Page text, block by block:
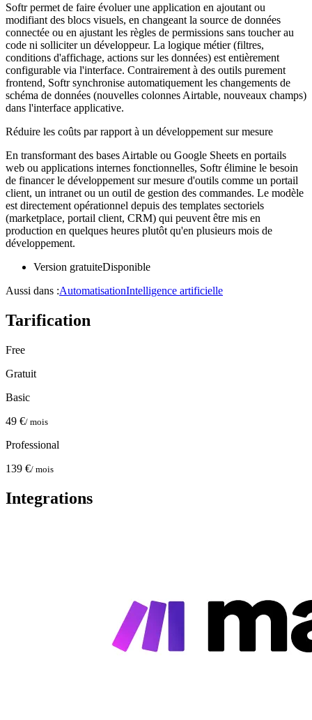
Softr permet de faire évoluer une application en ajoutant ou
modifiant des blocs visuels, en changeant la source de données
connectée ou en ajustant les règles de permissions sans toucher au
code ni solliciter un développeur. La logique métier (filtres,
conditions d'affichage, actions sur les données) est entièrement
configurable via l'interface. Contrairement à des outils purement
frontend, Softr synchronise automatiquement les changements de
schéma de données (nouvelles colonnes Airtable, nouveaux champs)
dans l'interface applicative.
Réduire les coûts par rapport à un développement sur mesure
En transformant des bases Airtable ou Google Sheets en portails
web ou applications internes fonctionnelles, Softr élimine le besoin
de financer le développement sur mesure d'outils comme un portail
client, un intranet ou un outil de gestion des commandes. Le modèle
est directement opérationnel depuis des templates sectoriels
(marketplace, portail client, CRM) qui peuvent être mis en
production en quelques heures plutôt qu'en plusieurs mois de
développement.
Version gratuiteDisponible
Aussi dans :AutomatisationIntelligence artificielle
Tarification
Free
Gratuit
Basic
49 €/ mois
Professional
139 €/ mois
Integrations